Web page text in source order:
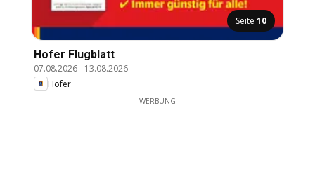
Seite 10
Hofer Flugblatt
07.08.2026- 13.08.2026
Hofer
WERBUNG